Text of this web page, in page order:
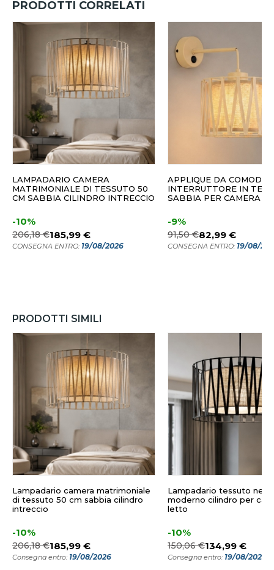
PRODOTTI CORRELATI
LAMPADARIO CAMERA
MATRIMONIALE DI TESSUTO 50
CM SABBIA CILINDRO INTRECCIO
-10%
206,18 €185,99 €
CONSEGNA ENTRO: 19/08/2026
APPLIQUE DA
INTERRUTTORE IN
SABBIA PER CAMERA
-9%
91,50 €82,99 €
CONSEGNA ENTRO: 19/08/
PRODOTTI SIMILI
Lampadario camera matrimoniale
di tessuto 50 cm sabbia cilindro
intreccio
-10%
206,18 €185,99 €
Consegna entro: 19/08/2026
Lampadario tessuto
moderno cilindro per
letto
-10%
150,06 €134,99 €
Consegna entro: 19/08/2026